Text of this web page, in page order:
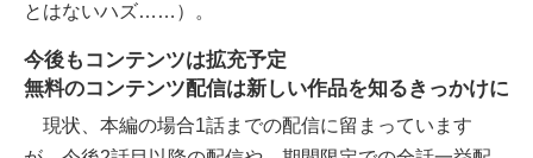
とはないハズ……）。
今後もコンテンツは拡充予定
無料のコンテンツ配信は新しい作品を知るきっかけに
現状、本編の場合1話までの配信に留まっています